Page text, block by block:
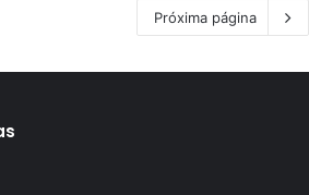
Próxima página